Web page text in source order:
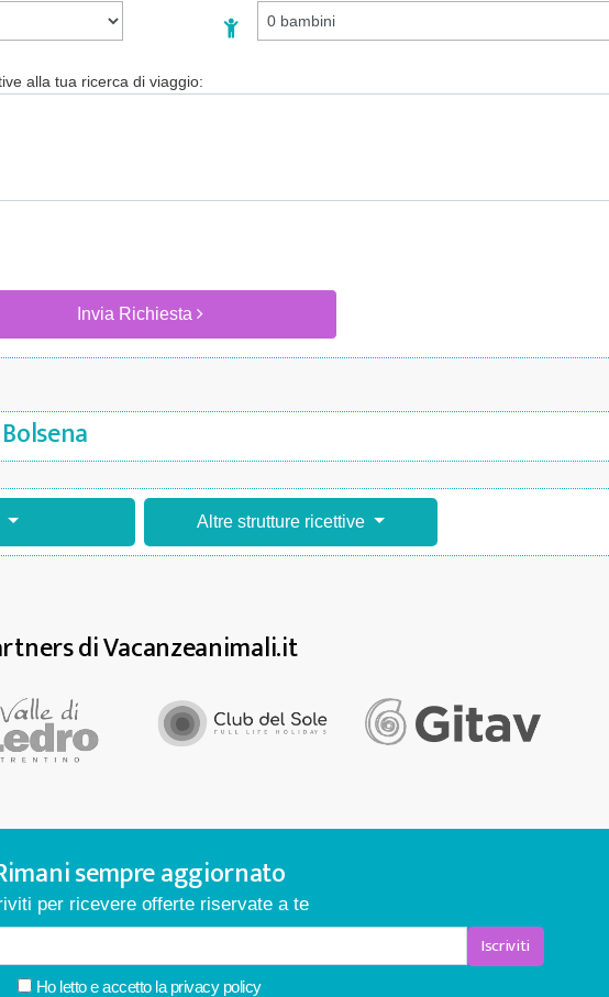
alla tua ricerca di viaggio:
Invia Richiesta
Altre strutture ricettive
di Vacanzeanimali.it
sempre aggiornato
per ricevere offerte riservate a te
Iscriviti
Ho letto e accetto la privacy policy